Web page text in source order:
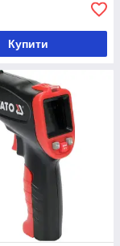
Купити